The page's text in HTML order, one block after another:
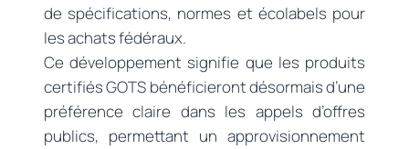
de spécifications, normes et écolabels pour
les achats fédéraux.
Ce développement signifie que les produits
certifiés GOTS bénéficieront désormais d’une
préférence claire dans les appels d’offres
publics, permettant un approvisionnement